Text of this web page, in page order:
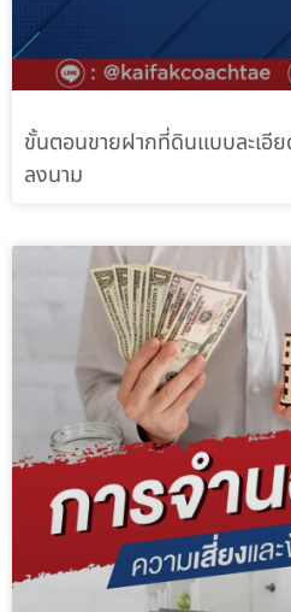
ขั้นตอนขายฝากที่ดินแบบละเอี
ลงนาม